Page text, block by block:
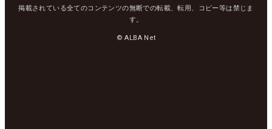
掲載されている全てのコンテンツの無断での転載、転用、コピー等は禁じま
す。
© ALBA Net